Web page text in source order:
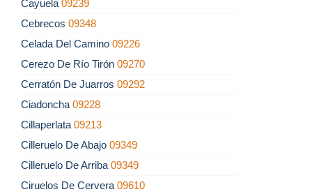
Cayuela 09239
Cebrecos 09348
Celada Del Camino 09226
Cerezo De Río Tirón 09270
Cerratón De Juarros 09292
Ciadoncha 09228
Cillaperlata 09213
Cilleruelo De Abajo 09349
Cilleruelo De Arriba 09349
Ciruelos De Cervera 09610